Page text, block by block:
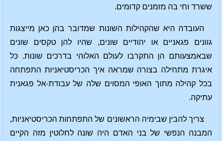
ששרד וחי בה מזמנים קדומים.
העובדה היא שהקהילות השונות שמדובר בהן כאן מייצגות
גוונים פגאניים או יהודיים שונים, שהיו להן טקסים שונים
שבאמצעותם הן התקרבו לעולם האלוהי בדרכים שונות. כל
איגרת מתחילה בצורה שמראה איך הכריסטיאניות התפתחה
בכל קהילה מתוך האופי המסוים שלה של עבודת-אל פגאנית
עתיקה.
צריך להבין שבימיה הראשונים של התפתחות הכריסטיאניות,
המבנה הנפשי של בני האדם היה שונה לחלוטין מזה הקיים